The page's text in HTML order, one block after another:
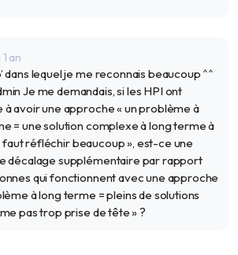
1 an
dans lequel je me reconnais beaucoup ^^
Je me demandais, si les HPI ont
à avoir une approche « un problème à
= une solution complexe à long terme à
faut réfléchir beaucoup », est-ce une
décalage supplémentaire par rapport
qui fonctionnent avec une approche
à long terme = pleins de solutions
pas trop prise de tête » ?